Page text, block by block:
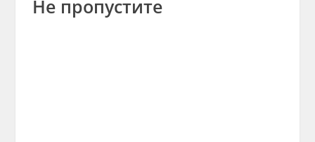
Не пропустите